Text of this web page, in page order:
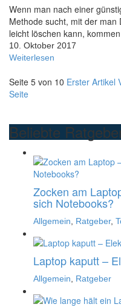
Wenn man nach einer
Methode sucht, mit der
leicht löschen kann,
10. Oktober 2017
Weiterlesen
Seite 5 von 10 Erster Artikel
Seite
Beliebte
Zocken am
sich Notebooks?
Allgemein, Ratgeber,
Laptop kaputt –
Allgemein, Ratgeber